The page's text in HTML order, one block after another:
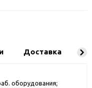
Доставка
оборудования;